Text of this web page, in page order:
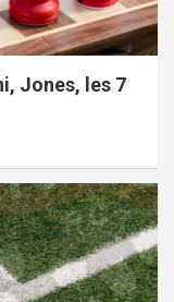
Jones, les 7